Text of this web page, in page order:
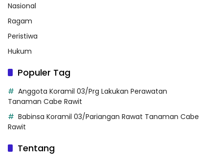
Nasional
Ragam
Peristiwa
Hukum
Populer Tag
Anggota Koramil 03/Prg Lakukan Perawatan
Tanaman Cabe Rawit
Babinsa Koramil 03/Pariangan Rawat Tanaman Cabe
Rawit
Tentang